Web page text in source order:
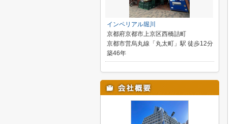
インペリアル堀川
京都府京都市上京区西橋詰町
京都市営烏丸線「丸太町」駅 徒歩12分
築46年